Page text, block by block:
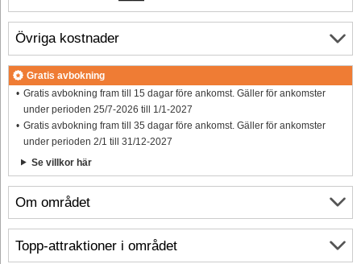
Om området
Övriga kostnader
Gratis avbokning
Gratis avbokning fram till 15 dagar före ankomst. Gäller för ankomster
under perioden 25/7-2026 till 1/1-2027
Gratis avbokning fram till 35 dagar före ankomst. Gäller för ankomster
under perioden 2/1 till 31/12-2027
Se villkor här
Topp-attraktioner i området